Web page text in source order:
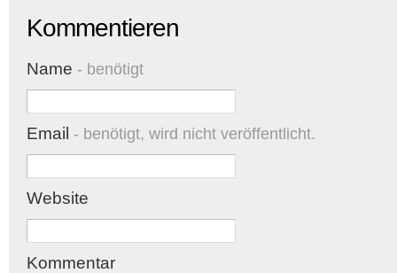
Kommentieren
Name - benötigt
Email - benötigt, wird nicht veröffentlicht.
Website
Kommentar